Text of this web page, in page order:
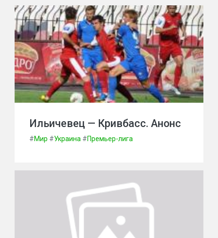
Ильичевец — Кривбасс. Анонс
#Мир #Украина #Премьер-лига